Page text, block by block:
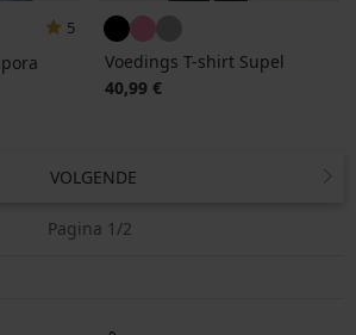
5
Voedings T-shirt Supel
40,99 €
VOLGENDE
Pagina 1/2